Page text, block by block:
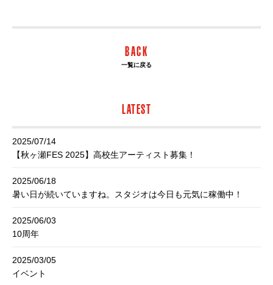
BACK
一覧に戻る
LATEST
2025/07/14
【秋ヶ瀬FES 2025】高校生アーティスト募集！
2025/06/18
暑い日が続いていますね。スタジオは今日も元気に稼働中！
2025/06/03
10周年
2025/03/05
イベント